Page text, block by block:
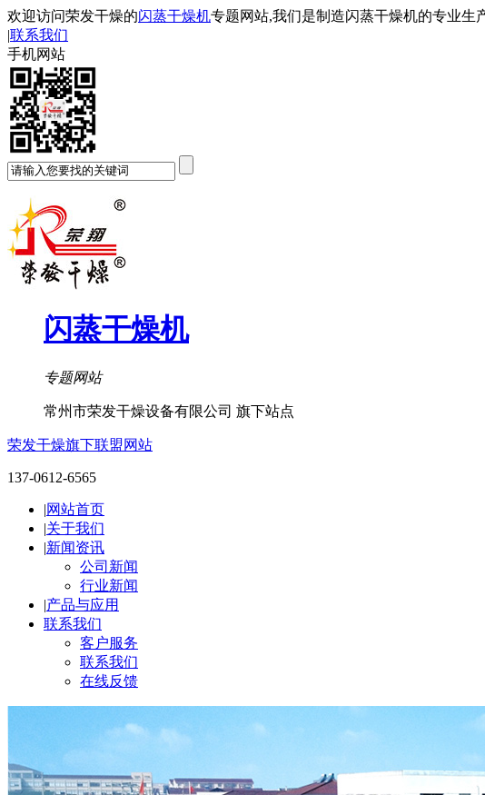
欢迎访问荣发干燥的闪蒸干燥机专题网站,我们是制造闪蒸干燥机的专业生
|联系我们
手机网站
闪蒸干燥机
专题网站
常州市荣发干燥设备有限公司 旗下站点
荣发干燥旗下联盟网站
137-0612-6565
|网站首页
|关于我们
|新闻资讯
公司新闻
行业新闻
|产品与应用
联系我们
客户服务
联系我们
在线反馈